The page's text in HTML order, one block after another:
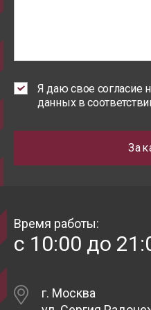
Я даю свое согласие
данных в
Время работы:
с 10:00 до
г. Москва